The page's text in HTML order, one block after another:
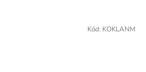
Kód: KOKLANM